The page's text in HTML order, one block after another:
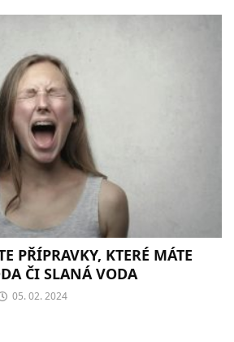
PŘÍPRAVKY, KTERÉ MÁTE
ČI SLANÁ VODA
05. 02. 2024